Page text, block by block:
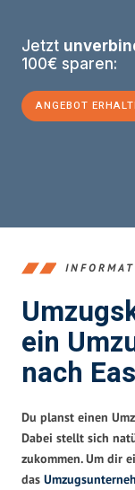
Jetzt
100€ sparen:
ANGEBOT
ein
nach
Du planst einen
Dabei stellt sich
zukommen. Um dir
das